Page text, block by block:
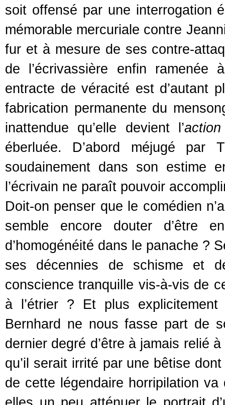
soit offensé par une interrogation
mémorable mercuriale contre
fur et à mesure de ses contre-
de l’écrivassière enfin
entracte de véracité est d’autant
fabrication permanente du
inattendue qu’elle devient l’action
éberluée. D’abord méjugé par
soudainement dans son estime
l’écrivain ne paraît pouvoir
Doit-on penser que le comédien
semble encore douter d’être
d’homogénéité dans le panache ?
ses décennies de schisme et
conscience tranquille vis-à-vis de
à l’étrier ? Et plus
Bernhard ne nous fasse part de
dernier degré d’être à jamais relié
qu’il serait irrité par une bêtise
de cette légendaire horripilation